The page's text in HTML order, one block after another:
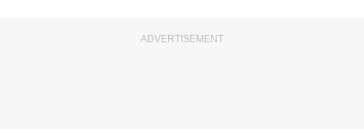
ADVERTISEMENT